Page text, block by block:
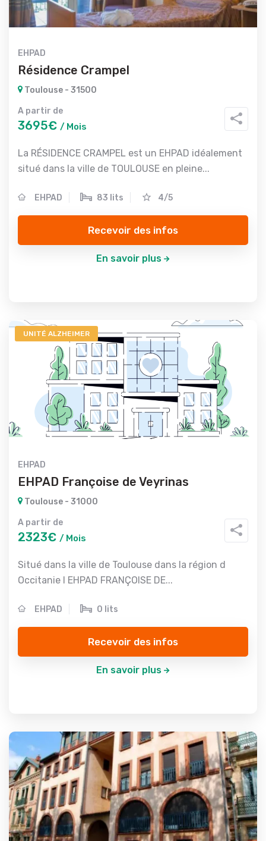
EHPAD
Résidence Crampel
Toulouse - 31500
A partir de
3695€ / Mois
La RÉSIDENCE CRAMPEL est un EHPAD idéalement
situé dans la ville de TOULOUSE en pleine...
EHPAD 83 lits 4/5
Recevoir des infos
En savoir plus
UNITÉ ALZHEIMER
EHPAD
EHPAD Françoise de Veyrinas
Toulouse - 31000
A partir de
2323€ / Mois
Situé dans la ville de Toulouse dans la région d
Occitanie l EHPAD FRANÇOISE DE...
EHPAD 0 lits
Recevoir des infos
En savoir plus